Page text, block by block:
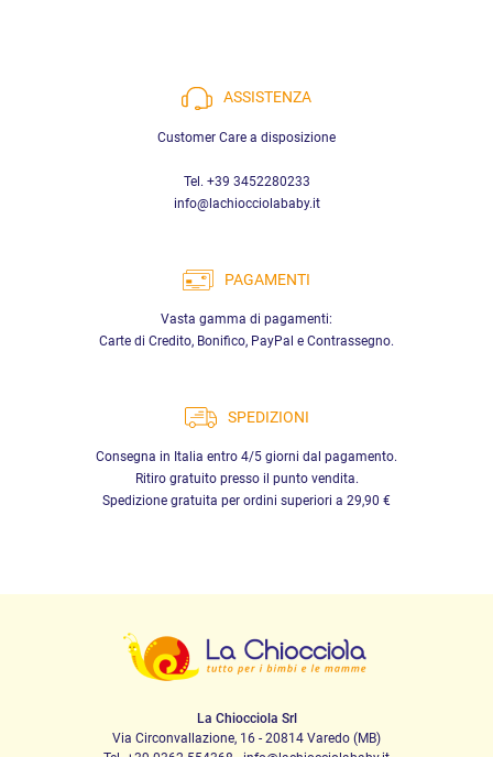
ASSISTENZA
Customer Care a disposizione
Tel. +39 3452280233
info@lachiocciolababy.it
PAGAMENTI
Vasta gamma di pagamenti:
Carte di Credito, Bonifico, PayPal e Contrassegno.
SPEDIZIONI
Consegna in Italia entro 4/5 giorni dal pagamento.
Ritiro gratuito presso il punto vendita.
Spedizione gratuita per ordini superiori a 29,90 €
La Chiocciola Srl
Via Circonvallazione, 16 - 20814 Varedo (MB)